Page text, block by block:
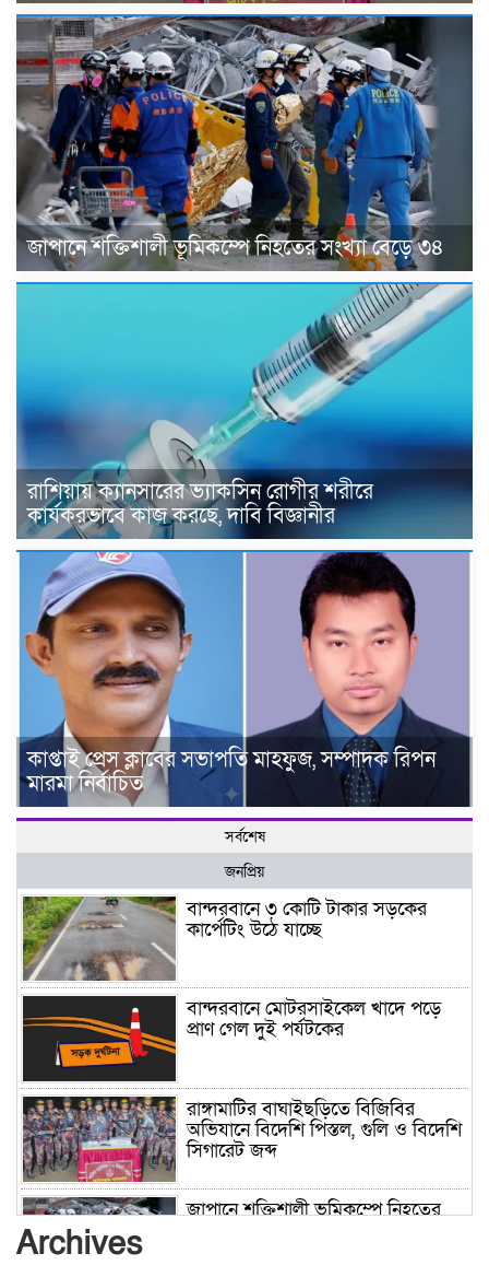
জাপানে শক্তিশালী ভূমিকম্পে নিহতের সংখ্যা বেড়ে ৩৪
রাশিয়ায় ক্যানসারের ভ্যাকসিন রোগীর শরীরে
কার্যকরভাবে কাজ করছে, দাবি বিজ্ঞানীর
কাপ্তাই প্রেস ক্লাবের সভাপতি মাহফুজ, সম্পাদক রিপন
মারমা নির্বাচিত
সর্বশেষ
জনপ্রিয়
বান্দরবানে ৩ কোটি টাকার সড়কের
কার্পেটিং উঠে যাচ্ছে
বান্দরবানে মোটরসাইকেল খাদে পড়ে
প্রাণ গেল দুই পর্যটকের
রাঙ্গামাটির বাঘাইছড়িতে বিজিবির
অভিযানে বিদেশি পিস্তল, গুলি ও বিদেশি
সিগারেট জব্দ
জাপানে শক্তিশালী ভূমিকম্পে নিহতের
Archives